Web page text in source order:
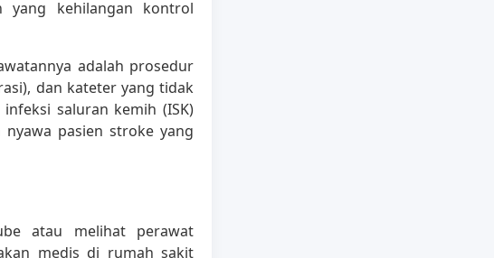
yang kehilangan kontrol
adalah prosedur
dan kateter yang tidak
saluran kemih (ISK)
pasien stroke yang
atau melihat perawat
medis di rumah sakit